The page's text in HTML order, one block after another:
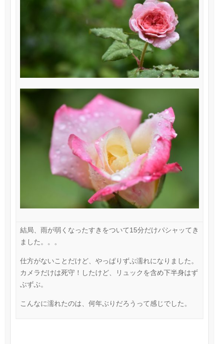
結局、雨が弱くなったすきをついて15分だけパシャッてき
ました。。。
仕方がないことだけど、やっぱりずぶ濡れになりました。
カメラだけは死守！したけど、リュックを含め下半身はず
ぶずぶ。
こんなに濡れたのは、何年ぶりだろうって感じでした。